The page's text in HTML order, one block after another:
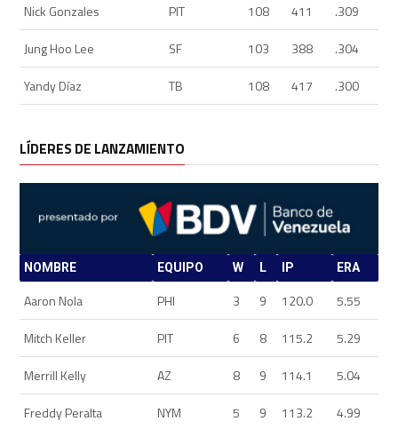
Nick Gonzales
PIT 108 411
.309
Jung Hoo Lee
SF 103 388
.304
Yandy Díaz
TB 108 417 .300
LÍDERES DE LANZAMIENTO
NOMBRE EQUIPO W L IP ERA
Aaron Nola PHI 3 9 120.0
5.55
Mitch Keller
PIT 6 8 115.2
5.29
Merrill Kelly
AZ 8 9 114.1
5.04
Freddy Peralta
NYM 5 9 113.2
4.99